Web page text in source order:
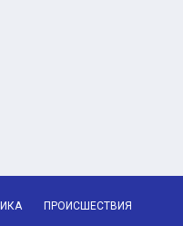
ПРОИСШЕСТВИЯ